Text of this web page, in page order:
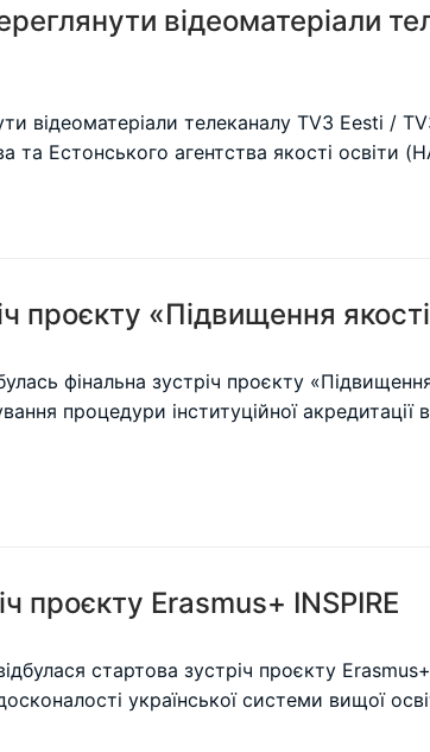
відеоматеріали
відеоматеріали телеканалу TV3 Eesti /
та Естонського агентства якості освіти
проєкту «Підвищення
фінальна зустріч проєкту
процедури інституційної
проєкту Erasmus+ INSPIRE
стартова зустріч проєкту
української системи вищої